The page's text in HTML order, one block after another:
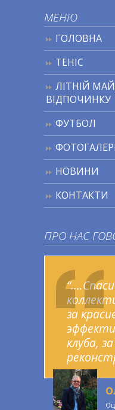
МЕНЮ
ГОЛОВНА
ТЕНІС
ЛІТНІЙ
ВІДПОЧИНКУ
ФУТБОЛ
НОВИНИ
КОНТАКТИ
ПРО НАС
за
клуба,